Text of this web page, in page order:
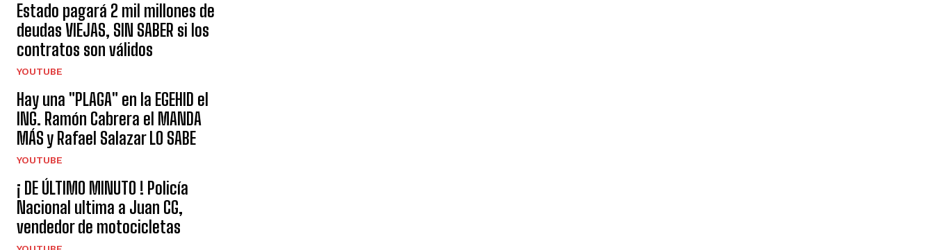
Estado pagará 2 mil millones de
deudas VIEJAS, SIN SABER si los
contratos son válidos
YOUTUBE
Hay una "PLAGA" en la EGEHID el
ING. Ramón Cabrera el MANDA
MÁS y Rafael Salazar LO SABE
YOUTUBE
¡ DE ÚLTIMO MINUTO ! Policía
Nacional ultima a Juan CG,
vendedor de motocicletas